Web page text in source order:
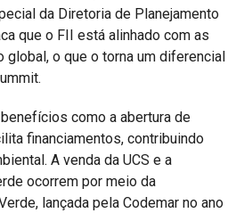
da Diretoria de Planejamento
que o FII está alinhado com as
global, o que o torna um diferencial
como a abertura de
financiamentos, contribuindo
A venda da UCS e a
ocorrem por meio da
lançada pela Codemar no ano